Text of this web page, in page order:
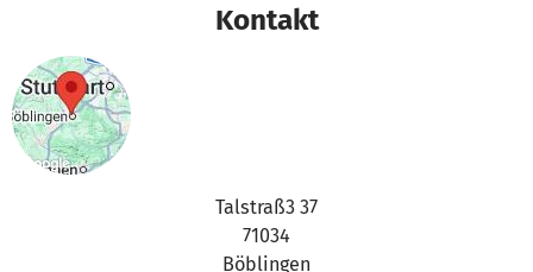
Kontakt
Talstraß3 37
71034
Böblingen